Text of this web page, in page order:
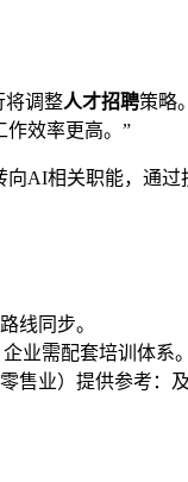
将调整人才招聘策略
作效率更高。”
向AI相关职能，通
线同步。
业需配套培训体系。
业）提供参考：